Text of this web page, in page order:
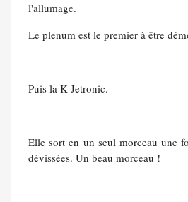
l'allumage.
Le plenum est le premier à être
Puis la K-Jetronic.
Elle sort en un seul morceau une
dévissées. Un beau morceau !